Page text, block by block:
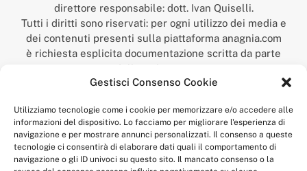
Gestisci Consenso Cookie
Utilizziamo tecnologie come i cookie per memorizzare e/o accedere alle
informazioni del dispositivo. Lo facciamo per migliorare l'esperienza di
navigazione e per mostrare annunci personalizzati. Il consenso a queste
tecnologie ci consentirà di elaborare dati quali il comportamento di
navigazione o gli ID univoci su questo sito. Il mancato consenso o la
direttore responsabile: dott. Ivan Quiselli.
Tutti i diritti sono riservati: per ogni utilizzo dei media e
dei contenuti presenti sulla piattaforma anagnia.com
è richiesta esplicita documentazione scritta da parte
della redazione.
“Anagnia” è un marchio registrato presso l’Ufficio Italiano
Economico,
num. registrazione: 302017000014044 del 9 febbraio 2017.
Per contatti:redazione@anagnia.com